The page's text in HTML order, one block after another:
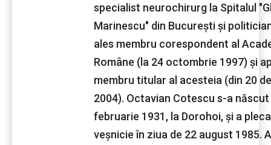
specialist neurochirurg la Spitalul
Marinescu" din București și
ales membru corespondent al
Române (la 24 octombrie 1997) și
membru titular al acesteia (din 20
2004). Octavian Cotescu s-a născut
februarie 1931, la Dorohoi, și a
veșnicie în ziua de 22 august 1985.